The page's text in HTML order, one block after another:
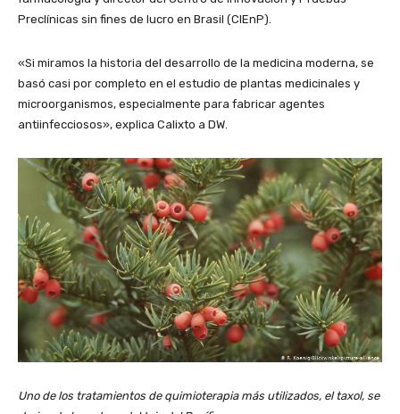
Preclínicas sin fines de lucro en Brasil (CIEnP).
«Si miramos la historia del desarrollo de la medicina moderna, se
basó casi por completo en el estudio de plantas medicinales y
microorganismos, especialmente para fabricar agentes
antiinfecciosos», explica Calixto a DW.
Uno de los tratamientos de quimioterapia más utilizados, el taxol, se